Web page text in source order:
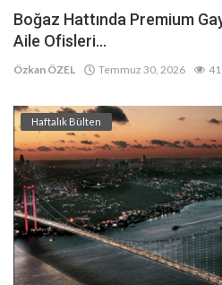
Boğaz Hattında Premium
Aile Ofisleri...
Özkan ÖZEL Temmuz 30, 2026 41
Haftalık Bülten